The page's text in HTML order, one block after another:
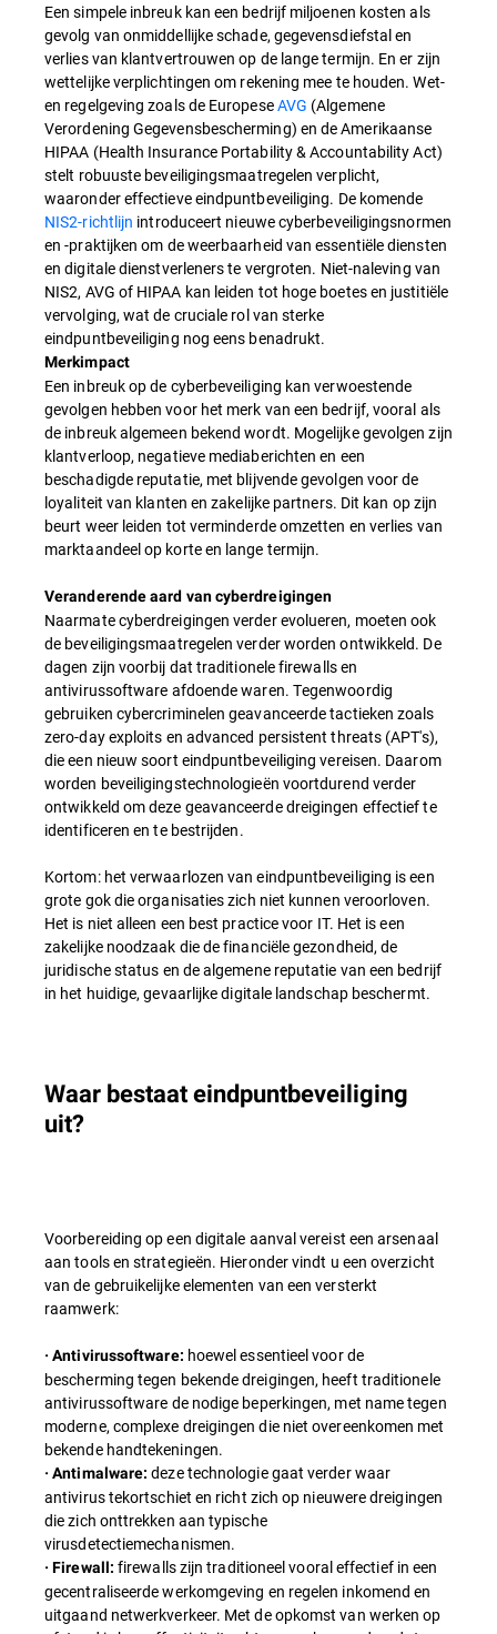
Een simpele inbreuk kan een bedrijf miljoenen kosten als
gevolg van onmiddellijke schade, gegevensdiefstal en
verlies van klantvertrouwen op de lange termijn. En er zijn
wettelijke verplichtingen om rekening mee te houden. Wet-
en regelgeving zoals de EuropeseAVG (Algemene
Verordening Gegevensbescherming) en de Amerikaanse
HIPAA (Health Insurance Portability & Accountability Act)
stelt robuuste beveiligingsmaatregelen verplicht,
waaronder effectieve eindpuntbeveiliging. De komende
NIS2-richtlijn introduceert nieuwe cyberbeveiligingsnormen
en -praktijken om de weerbaarheid van essentiële diensten
en digitale dienstverleners te vergroten. Niet-naleving van
NIS2, AVG of HIPAA kan leiden tot hoge boetes en justitiële
vervolging, wat de cruciale rol van sterke
eindpuntbeveiliging nog eens benadrukt.
Merkimpact
Een inbreuk op de cyberbeveiliging kan verwoestende
gevolgen hebben voor het merk van een bedrijf, vooral als
de inbreuk algemeen bekend wordt. Mogelijke gevolgen zijn
klantverloop, negatieve mediaberichten en een
beschadigde reputatie, met blijvende gevolgen voor de
loyaliteit van klanten en zakelijke partners. Dit kan op zijn
beurt weer leiden tot verminderde omzetten en verlies van
marktaandeel op korte en lange termijn.
Veranderende aard van cyberdreigingen
Naarmate cyberdreigingen verder evolueren, moeten ook
de beveiligingsmaatregelen verder worden ontwikkeld. De
dagen zijn voorbij dat traditionele firewalls en
antivirussoftware afdoende waren. Tegenwoordig
gebruiken cybercriminelen geavanceerde tactieken zoals
zero-day exploits en advanced persistent threats (APT's),
die een nieuw soort eindpuntbeveiliging vereisen. Daarom
worden beveiligingstechnologieën voortdurend verder
ontwikkeld om deze geavanceerde dreigingen effectief te
identificeren en te bestrijden.
Kortom: het verwaarlozen van eindpuntbeveiliging is een
grote gok die organisaties zich niet kunnen veroorloven.
Het is niet alleen een best practice voor IT. Het is een
zakelijke noodzaak die de financiële gezondheid, de
juridische status en de algemene reputatie van een bedrijf
in het huidige, gevaarlijke digitale landschap beschermt.
Waar bestaat eindpuntbeveiliging
uit?
Voorbereiding op een digitale aanval vereist een arsenaal
aan tools en strategieën. Hieronder vindt u een overzicht
van de gebruikelijke elementen van een versterkt
raamwerk:
· Antivirussoftware: hoewel essentieel voor de
bescherming tegen bekende dreigingen, heeft traditionele
antivirussoftware de nodige beperkingen, met name tegen
moderne, complexe dreigingen die niet overeenkomen met
bekende handtekeningen.
· Antimalware: deze technologie gaat verder waar
antivirus tekortschiet en richt zich op nieuwere dreigingen
die zich onttrekken aan typische
virusdetectiemechanismen.
· Firewall: firewalls zijn traditioneel vooral effectief in een
gecentraliseerde werkomgeving en regelen inkomend en
uitgaand netwerkverkeer. Met de opkomst van werken op